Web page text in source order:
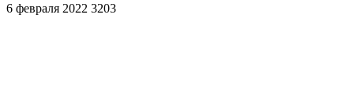
6 февраля 2022 3203